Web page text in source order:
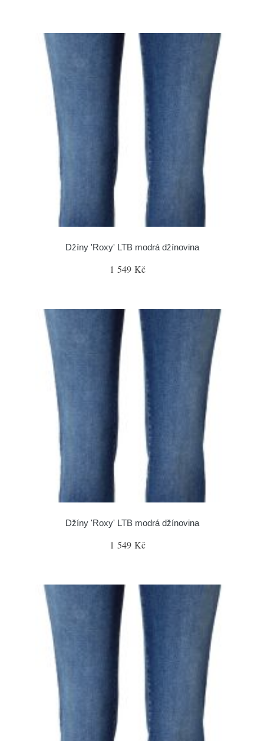
Džíny 'Roxy' LTB modrá džínovina
1 549 Kč
Džíny 'Roxy' LTB modrá džínovina
1 549 Kč